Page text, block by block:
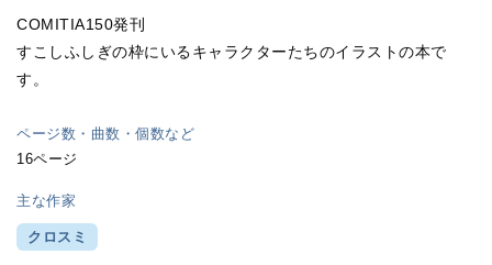
COMITIA150発刊
すこしふしぎの枠にいるキャラクターたちのイラストの本で
す。
ページ数・曲数・個数など
16ページ
主な作家
クロスミ